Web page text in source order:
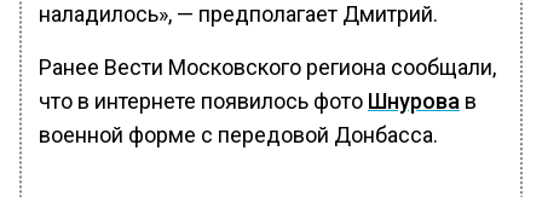
наладилось», — предполагает Дмитрий.
Ранее Вести Московского региона сообщали,
что в интернете появилось фото Шнурова в
военной форме с передовой Донбасса.